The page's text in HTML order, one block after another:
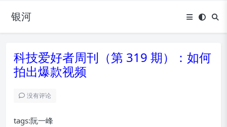
银河
科技爱好者周刊（第 319 期）：如何
拍出爆款视频
没有评论
tags:阮一峰